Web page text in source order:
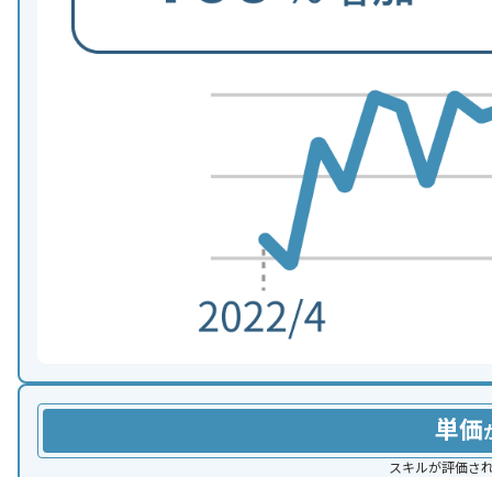
単価
スキルが評価さ